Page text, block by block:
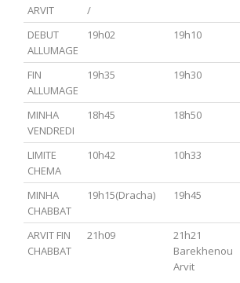
ARVIT
/
DEBUT
ALLUMAGE
19h02 19h10
FIN
ALLUMAGE
19h35 19h30
MINHA
VENDREDI
18h45 18h50
LIMITE
CHEMA
10h42 10h33
MINHA
CHABBAT
19h15(Dracha) 19h45
ARVIT FIN
CHABBAT
21h09
21h21
Barekhenou
Arvit